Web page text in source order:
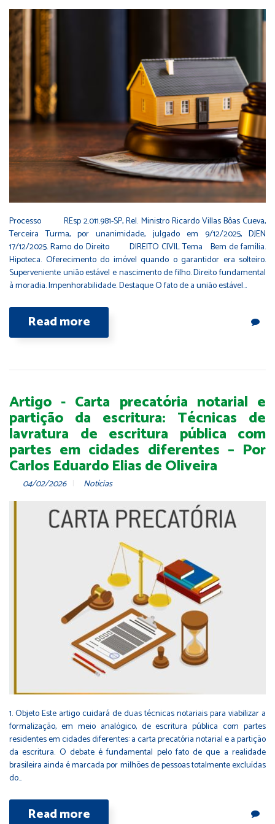
Processo REsp 2.011.981-SP, Rel. Ministro Ricardo Villas Bôas Cueva,
Terceira Turma, por unanimidade, julgado em 9/12/2025, DJEN
17/12/2025. Ramo do Direito DIREITO CIVIL Tema Bem de família.
Hipoteca. Oferecimento do imóvel quando o garantidor era solteiro.
Superveniente união estável e nascimento de filho. Direito fundamental
à moradia. Impenhorabilidade. Destaque O fato de a união estável…
Read more
Artigo - Carta precatória notarial e
partição da escritura: Técnicas de
lavratura de escritura pública com
partes em cidades diferentes – Por
Carlos Eduardo Elias de Oliveira
04/02/2026 Notícias
1. Objeto Este artigo cuidará de duas técnicas notariais para viabilizar a
formalização, em meio analógico, de escritura pública com partes
residentes em cidades diferentes: a carta precatória notarial e a partição
da escritura. O debate é fundamental pelo fato de que a realidade
brasileira ainda é marcada por milhões de pessoas totalmente excluídas
do…
Read more